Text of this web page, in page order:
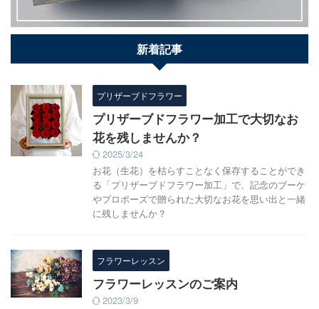
新着記事
プリザーブドフラワー
プリザーブドフラワー加工で大切なお
花を残しませんか？
2025/3/24
お花（生花）を枯らすことなく保存することができ
る「プリザーブドフラワー加工」で、記念のブーケ
やプロポーズで贈られた大切なお花を思い出と一緒
に残しませんか？
フラワーレッスン
フラワーレッスンのご案内
2023/3/9